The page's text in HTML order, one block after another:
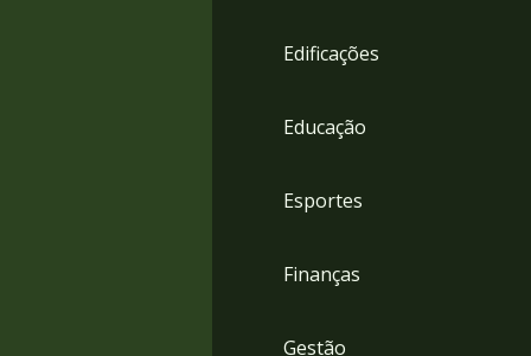
Edificações
Educação
Esportes
Finanças
Gestão